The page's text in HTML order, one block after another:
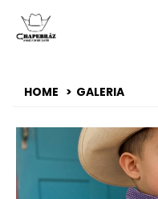
HOME GALERIA